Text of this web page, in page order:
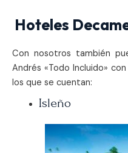
Hoteles
Con nosotros también
Andrés «Todo Incluido»
los que se cuentan:
Isleño